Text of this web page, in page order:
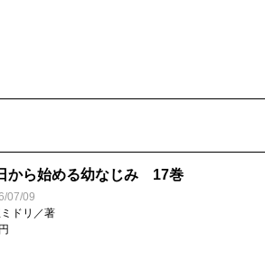
から始める幼なじみ 17巻
07/09
ドリ／著